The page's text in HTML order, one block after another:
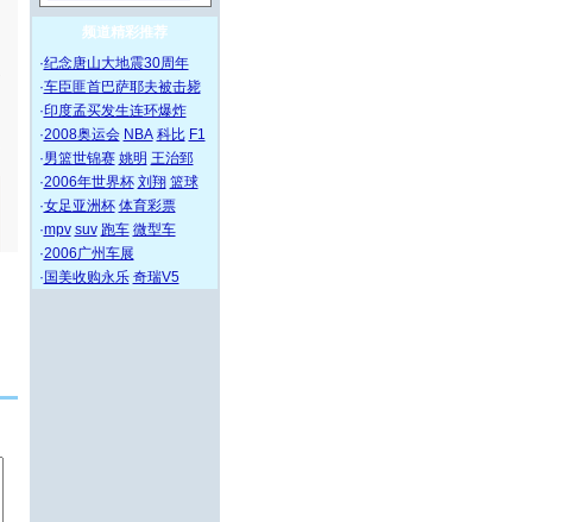
频道精彩推荐
·纪念唐山大地震30周年
·车臣匪首巴萨耶夫被击毙
·印度孟买发生连环爆炸
·2008奥运会 NBA 科比 F1
·男篮世锦赛 姚明 王治郅
·2006年世界杯 刘翔 篮球
·女足亚洲杯 体育彩票
·mpv suv 跑车 微型车
·2006广州车展
· 国美收购永乐 奇瑞V5